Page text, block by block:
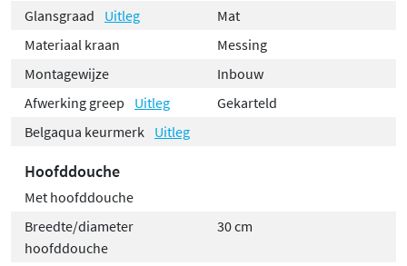
Glansgraad Uitleg
Mat
Materiaal kraan
Messing
Montagewijze
Inbouw
Afwerking greep
Uitleg
Gekarteld
Belgaqua keurmerk
Uitleg
Hoofddouche
Met hoofddouche
Breedte/diameter
hoofddouche
30 cm